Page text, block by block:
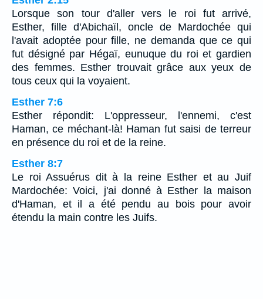
Lorsque son tour d'aller vers le roi fut arrivé,
Esther, fille d'Abichaïl, oncle de Mardochée qui
l'avait adoptée pour fille, ne demanda que ce qui
fut désigné par Hégaï, eunuque du roi et gardien
des femmes. Esther trouvait grâce aux yeux de
tous ceux qui la voyaient.
Esther 7:6
Esther répondit: L'oppresseur, l'ennemi, c'est
Haman, ce méchant-là! Haman fut saisi de terreur
en présence du roi et de la reine.
Esther 8:7
Le roi Assuérus dit à la reine Esther et au Juif
Mardochée: Voici, j'ai donné à Esther la maison
d'Haman, et il a été pendu au bois pour avoir
étendu la main contre les Juifs.